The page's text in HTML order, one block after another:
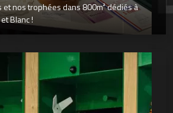
nos trophées dans 800m² dédiés à
Blanc !